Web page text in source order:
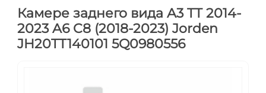
Камере заднего вида A3 TT 2014-
2023 A6 C8 (2018-2023) Jorden
JH20TT140101 5Q0980556